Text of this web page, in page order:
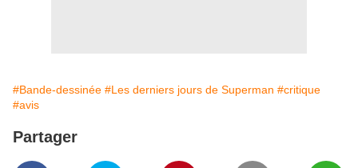
#Bande-dessinée #Les derniers jours de Superman #critique
#avis
Partager